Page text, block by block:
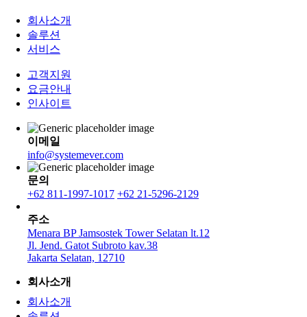
회사소개
솔루션
서비스
고객지원
요금안내
인사이트
이메일
info@systemever.com
문의
+62 811-1997-1017 +62 21-5296-2129
주소
Menara BP Jamsostek Tower Selatan lt.12
Jl. Jend. Gatot Subroto kav.38
Jakarta Selatan, 12710
회사소개
회사소개